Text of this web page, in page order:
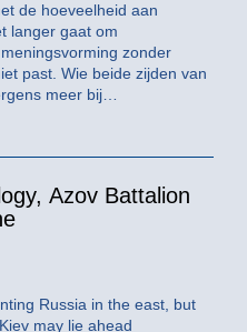
de hoeveelheid aan
langer gaat om
zonder
past. Wie beide zijden van
meer bij…
Azov Battalion
Russia in the east, but
may lie ahead